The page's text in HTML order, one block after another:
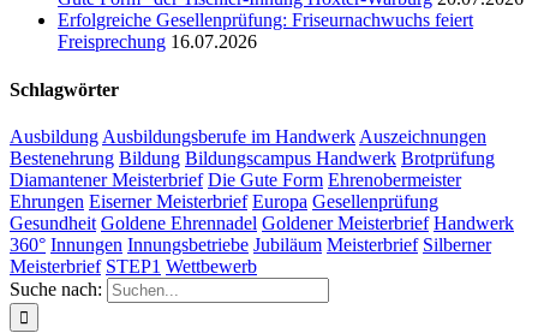
Erfolgreiche Gesellenprüfung: Friseurnachwuchs feiert
Freisprechung 16.07.2026
Schlagwörter
Ausbildung Ausbildungsberufe im Handwerk Auszeichnungen
Bestenehrung Bildung Bildungscampus Handwerk Brotprüfung
Diamantener Meisterbrief Die Gute Form Ehrenobermeister
Ehrungen Eiserner Meisterbrief Europa Gesellenprüfung
Gesundheit Goldene Ehrennadel Goldener Meisterbrief Handwerk
360° Innungen Innungsbetriebe Jubiläum Meisterbrief Silberner
Meisterbrief STEP1 Wettbewerb
Suche nach: